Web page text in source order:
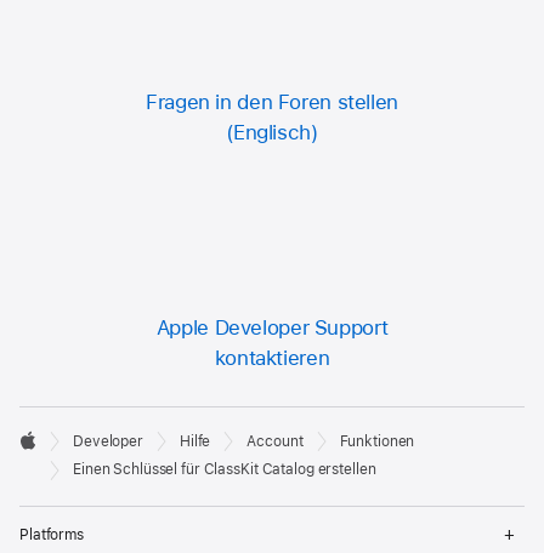
Fragen in den Foren stellen
Apple Developer Support
kontaktieren
Developer
Footer

Apple
Developer Hilfe Account
Funktionen
Einen Schlüssel für ClassKit Catalog erstellen
Platforms